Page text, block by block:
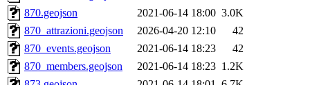
870.geojson
2021-06-14 18:00 3.0K
870_attrazioni.geojson
2026-04-20 12:10
42
870_events.geojson
2021-06-14 18:23
42
870_members.geojson
2021-06-14 18:23 1.2K